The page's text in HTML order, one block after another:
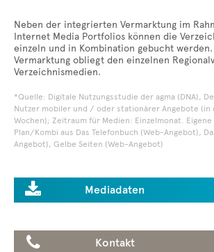
Neben der integrierten Vermarktung im
Internet Media Portfolios können die
einzeln und in Kombination gebucht
Vermarktung obliegt den einzelnen
Verzeichnismedien.
*Quelle: Digitale Nutzungsstudie der agma (DNA),
Nutzer mobiler und / oder stationärer Angebote (in
Wochen); Zeitraum für Medien: Einzelmonat. Eigene
Plan/Kombi aus Das Telefonbuch (Web-Angebot),
Angebot), Gelbe Seiten (Web-Angebot)
 Mediadaten
 Kontakt